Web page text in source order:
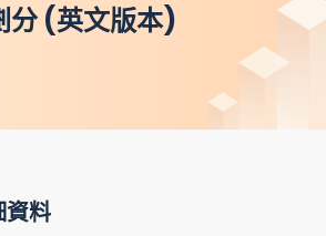
分 (英文版本)
資料